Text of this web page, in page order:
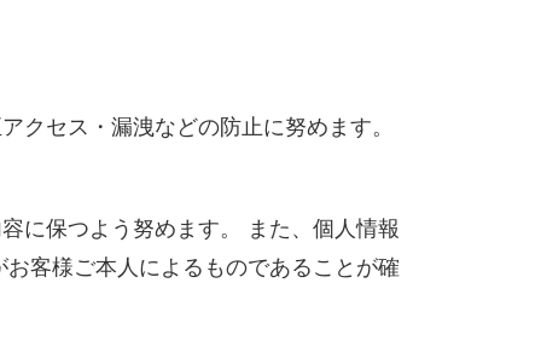
クセス・漏洩などの防止に努めます。
に保つよう努めます。 また、個人情報
客様ご本人によるものであることが確